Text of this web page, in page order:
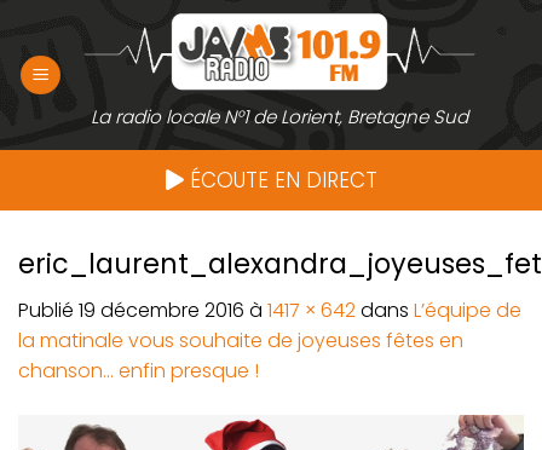
contenu
La radio locale N°1 de Lorient, Bretagne Sud
ÉCOUTE EN DIRECT
Publié 19 décembre 2016 à 1417 × 642dans L’équipe de
la matinale vous souhaite de joyeuses fêtes en
chanson… enfin presque !